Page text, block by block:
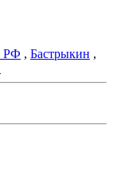
РФ , Бастрыкин ,